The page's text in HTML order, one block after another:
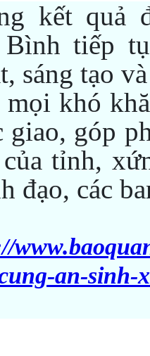
kết
tiếp
sáng tạo
khó
góp
tỉnh,
đạo, các
an-sinh-